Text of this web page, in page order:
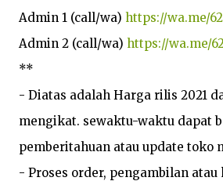
Admin 1 (call/wa) https://wa.me/
Admin 2 (call/wa) https://wa.me/
**
- Diatas adalah Harga rilis 2021
mengikat. sewaktu-waktu dapat
pemberitahuan atau update toko
- Proses order, pengambilan